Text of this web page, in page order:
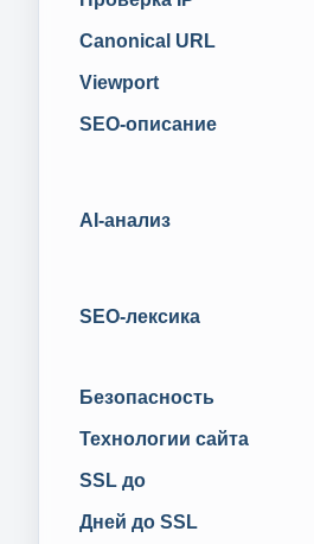
Canonical URL
Viewport
SEO-описание
AI-анализ
SEO-лексика
Безопасность
Технологии сайта
SSL до
Дней до SSL